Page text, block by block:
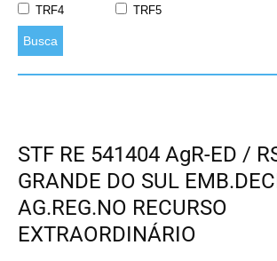
TRF4
TRF5
Busca
STF RE 541404 AgR-ED /
GRANDE DO SUL
AG.REG.NO RECURSO
EXTRAORDINÁRIO